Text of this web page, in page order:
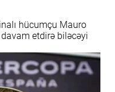
hücumçu Mauro
etdirə biləcəyi